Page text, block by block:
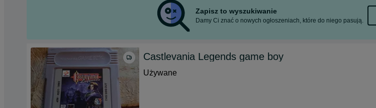
Zapisz to wyszukiwanie
Damy Ci znać o nowych ogłoszeniach, które do niego pasują.
Castlevania Legends game boy
Używane